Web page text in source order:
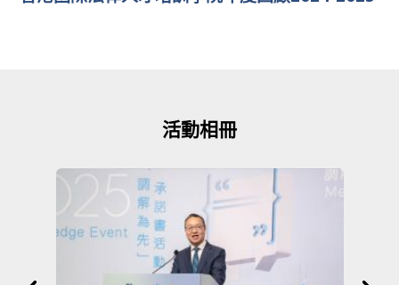
活動相冊